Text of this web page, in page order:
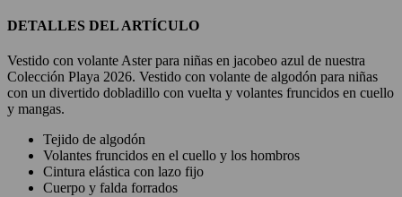
DETALLES DEL ARTÍCULO
Vestido con volante Aster para niñas en jacobeo azul de nuestra
Colección Playa 2026. Vestido con volante de algodón para niñas
con un divertido dobladillo con vuelta y volantes fruncidos en cuello
y mangas.
Tejido de algodón
Volantes fruncidos en el cuello y los hombros
Cintura elástica con lazo fijo
Cuerpo y falda forrados